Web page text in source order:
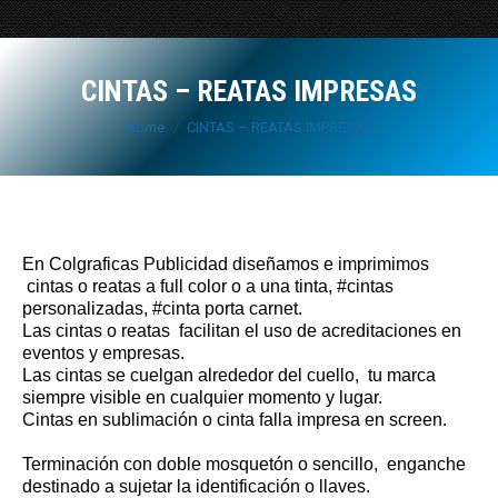
CINTAS – REATAS IMPRESAS
You are here:
Home CINTAS – REATAS IMPRESAS
En Colgraficas Publicidad diseñamos e imprimimos
cintas o reatas a full color o a una tinta, #cintas
personalizadas, #cinta porta carnet.
Las cintas o reatas facilitan el uso de acreditaciones en
eventos y empresas.
Las cintas se cuelgan alrededor del cuello, tu marca
siempre visible en cualquier momento y lugar.
Cintas en sublimación o cinta falla impresa en screen.
Terminación con doble mosquetón o sencillo, enganche
destinado a sujetar la identificación o llaves.